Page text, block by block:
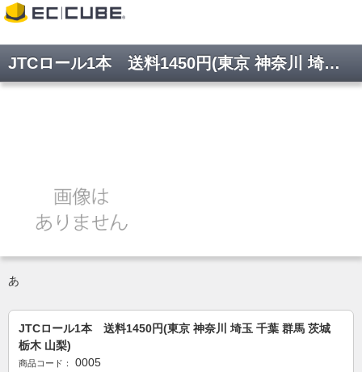
JTCロール1本 送料1450円(東京 神奈川 埼玉 千葉 群馬 茨城 栃木 山梨)
あ
JTCロール1本 送料1450円(東京 神奈川 埼玉 千葉 群馬 茨城
栃木 山梨)
商品コード： 0005